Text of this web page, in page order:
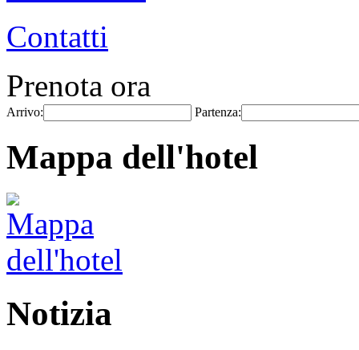
Contatti
Prenota ora
Arrivo: Partenza:
Mappa dell'hotel
Notizia